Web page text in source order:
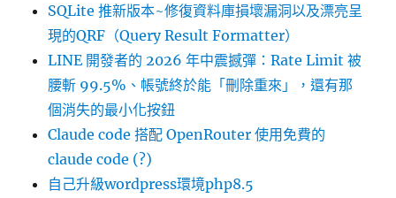
SQLite 推新版本~修復資料庫損壞漏洞以及漂亮呈
現的QRF（Query Result Formatter）
LINE 開發者的 2026 年中震撼彈：Rate Limit 被
腰斬 99.5%、帳號終於能「刪除重來」，還有那
個消失的最小化按鈕
Claude code 搭配 OpenRouter 使用免費的
claude code (?)
自己升級wordpress環境php8.5